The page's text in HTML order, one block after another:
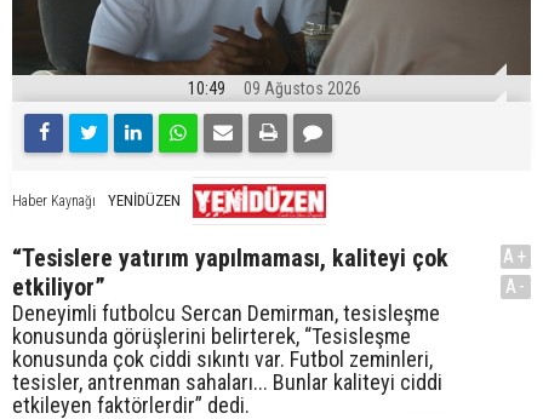
10:49 09 Ağustos 2026
Haber Kaynağı YENİDÜZEN
“Tesislere yatırım yapılmaması, kaliteyi çok
etkiliyor”
Deneyimli futbolcu Sercan Demirman, tesisleşme
konusunda görüşlerini belirterek, “Tesisleşme
konusunda çok ciddi sıkıntı var. Futbol zeminleri,
tesisler, antrenman sahaları... Bunlar kaliteyi ciddi
etkileyen faktörlerdir” dedi.
A+
A-